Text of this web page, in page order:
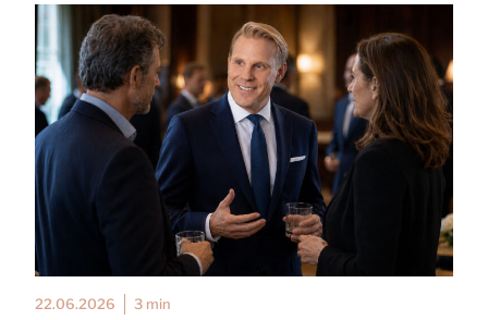
22.06.2026 3 min